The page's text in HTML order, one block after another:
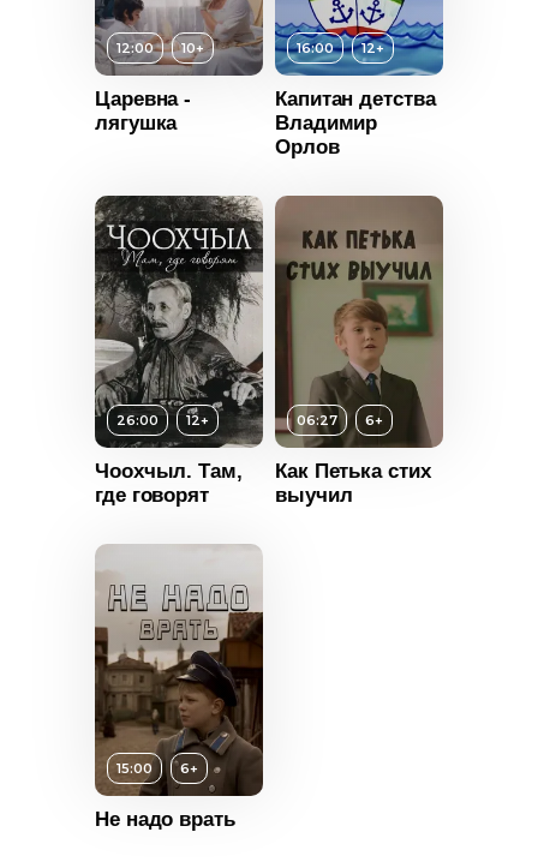
12:00 10+
Царевна -
лягушка
Возраст
Год 2021
Страна Россия
16:00 12+
Капитан детства
Владимир
Орлов
26:00 12+
Чоохчыл. Там,
где говорят
Возраст
Длительность
06:27
Год 2017
06:27 6+
Как Петька стих
выучил
15:00 6+
Не надо врать